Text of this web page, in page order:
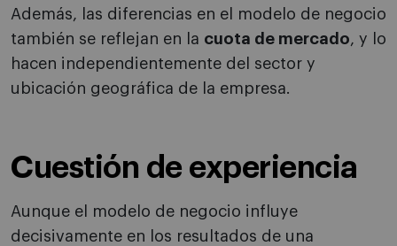
Además, las diferencias en el modelo de negocio
también se reflejan en la cuota de mercado, y lo
hacen independientemente del sector y
ubicación geográfica de la empresa.
Cuestión de experiencia
Aunque el modelo de negocio influye
decisivamente en los resultados de una